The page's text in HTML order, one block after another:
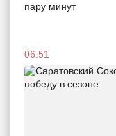
пару минут
06:51